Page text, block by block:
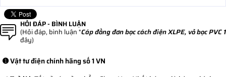
HỎI ĐÁP - BÌNH LUẬN
(Hỏi đáp, bình luận "Cáp đồng đơn bọc cách điện XLPE, vỏ bọc PVC
đây)
➊ Vật tư điện chính hãng số 1 VN